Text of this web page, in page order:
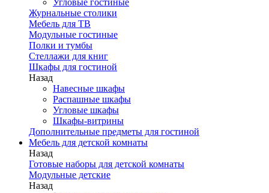
Угловые гостиные
Журнальные столики
Мебель для ТВ
Модульные гостиные
Полки и тумбы
Стеллажи для книг
Шкафы для гостиной
Назад
Навесные шкафы
Распашные шкафы
Угловые шкафы
Шкафы-витрины
Дополнительные предметы для гостиной
Мебель для детской комнаты
Назад
Готовые наборы для детской комнаты
Модульные детские
Назад